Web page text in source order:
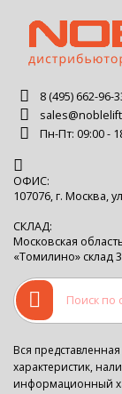
8 (495) 662-96-
Пн-Пт: 09:00 -
ОФИС:
107076, г. Москва,
СКЛАД:
Московская
«Томилино» склад
Вся
характеристик,
информационный